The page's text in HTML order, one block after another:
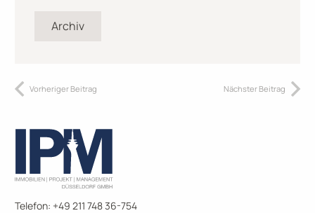
Archiv
Vorheriger Beitrag Nächster Beitrag
Telefon: +49 211 748 36-754